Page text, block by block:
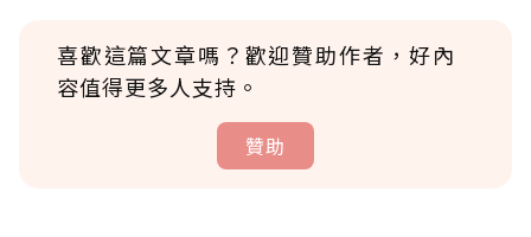
喜歡這篇文章嗎？歡迎贊助作者，好內
容值得更多人支持。
贊助